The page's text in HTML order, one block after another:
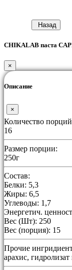
Назад
CHIKALAB паста
×
Описание
×
Количество
16
Размер порции:
250г
Состав:
Белки: 5,3
Жиры: 6,5
Углеводы: 1,7
Энергетич.
Вес (Шт): 250
Вес (порция): 15
Прочие
арахис,